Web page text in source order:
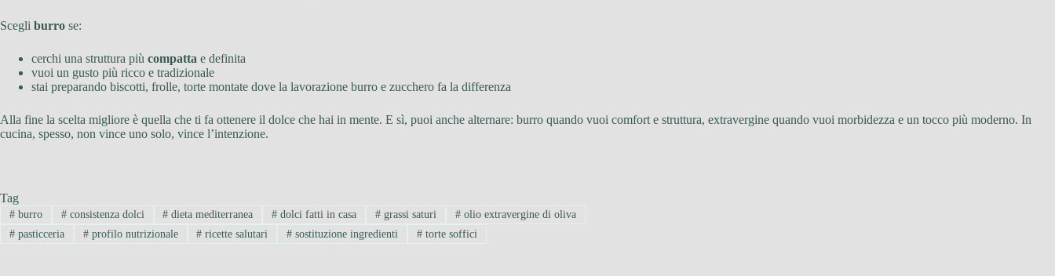
Scegli burro se:
cerchi una struttura più compatta e definita
vuoi un gusto più ricco e tradizionale
stai preparando biscotti, frolle, torte montate dove la lavorazione burro e zucchero fa la differenza
Alla fine la scelta migliore è quella che ti fa ottenere il dolce che hai in mente. E sì, puoi anche alternare: burro quando vuoi comfort e struttura, extravergine quando vuoi morbidezza e un tocco più moderno. In
cucina, spesso, non vince uno solo, vince l’intenzione.
Tag
#burro #consistenza dolci # dieta mediterranea # dolci fatti in casa # grassi saturi #olio extravergine di oliva
#pasticceria #profilo nutrizionale # ricette salutari # sostituzione ingredienti # torte soffici